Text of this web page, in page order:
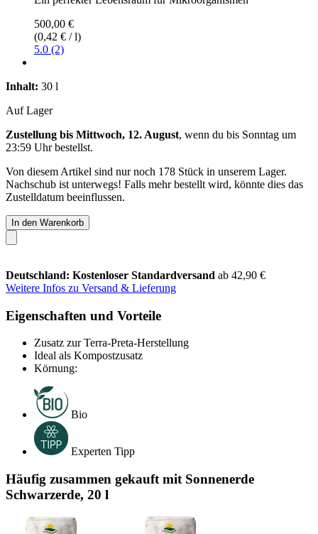
500,00 €
(0,42 € / l)
5.0 (2)
Inhalt: 30 l
Auf Lager
Zustellung bis Mittwoch, 12. August, wenn du bis Sonntag um
23:59 Uhrbestellst.
Von diesem Artikel sind nur noch 178 Stück in unserem Lager.
Nachschub ist unterwegs! Falls mehr bestellt wird, könnte dies das
Zustelldatum beeinflussen.
In den Warenkorb
Deutschland: Kostenloser Standardversand ab 42,90 €
Weitere Infos zu Versand & Lieferung
Eigenschaften und Vorteile
Zusatz zur Terra-Preta-Herstellung
Ideal als Kompostzusatz
Körnung:
Bio
Experten Tipp
Häufig zusammen gekauft mit Sonnenerde
Schwarzerde, 20 l